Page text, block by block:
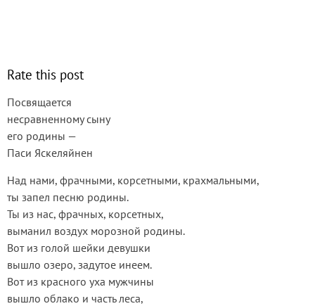
Rate this post
Посвящается
несравненному сыну
его родины —
Паси Яскеляйнен
Над нами, фрачными, корсетными, крахмальными,
ты запел песню родины.
Ты из нас, фрачных, корсетных,
выманил воздух морозной родины.
Вот из голой шейки девушки
вышло озеро, задутое инеем.
Вот из красного уха мужчины
вышло облако и часть леса,